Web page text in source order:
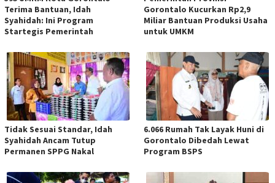
Terima Bantuan, Idah
Syahidah: Ini Program
Startegis Pemerintah
Gorontalo Kucurkan Rp2,9
Miliar Bantuan Produksi Usaha
untuk UMKM
Tidak Sesuai Standar, Idah
Syahidah Ancam Tutup
Permanen SPPG Nakal
6.066 Rumah Tak Layak Huni di
Gorontalo Dibedah Lewat
Program BSPS